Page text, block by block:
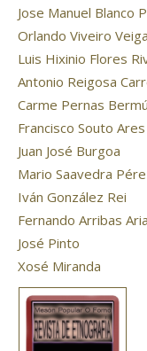
Jose Manuel Blanco
Orlando Viveiro Veiga
Luis Hixinio Flores
Antonio Reigosa
Carme Pernas
Francisco Souto Ares
Juan José Burgoa
Mario Saavedra
Iván González Rei
Fernando Arribas
José Pinto
Xosé Miranda